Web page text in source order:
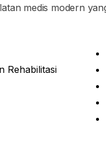
medis modern
Rehabilitasi